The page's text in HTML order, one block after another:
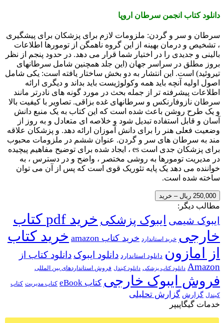
دانلود کتاب انجمن سرطان اروپا
سرطان و سر و گردن: ملزومات لازم برای پزشکان برای پیشگیری
، تشخیص و درمان بهینه از این گروه ناهمگن از تومورها اطلاعات
بالینی و جدیدی را در اختیار شما قرار می دهد. در حدود پنجم از نظر
بروز مطلق در سراسر جهان (این جلد همچنین شامل سرطانهای
تیروئید) است. این انتشار به دو بخش ساختار یافته است: یکی شامل
اصول اولیه آنچه باید همه وکولوژیست باید بداند و دیگری ارائه
اطلاعات پیشرفته تر از جمله بحث در مورد گونه های نادرتر مانند
سرطان نازوفارنکس و سرطانهای غده بزاقی. تصاویر با کیفیت بالا
و یک طرح روشن باعث شده است که این کتاب به یک منبع دانش
آسان و قابل استفاده تبدیل شود و خلاصه ای متعادل و به روز از
وضعیت فعلی هنر را برای دانش آموزان ارائه دهد. و پزشکان علاقه
مند به سرطان های سر و گردن. عنوان ششم در ملزومات محبوب
برای پزشکان جدی است es ، ایجاد شده برای توضیح مفاهیم پیچیده
در مدیریت تومورها به روشی مختصر ، واضح و در دسترس ، به
خواننده می دهد یک پایه تئوریک قوی است که پس از آن می توان
ساخته شده است.
250,000 ریال – خرید
مطالب دیگر:
ایبوک شیمی ایبوک پزشکی
خرید pdf کتاب
خارجی خرید استاندارد خرید کتاب amazon
خرید کتاب
از امازون دانلود استاندارد دانلود ایبوک دانلود کتاب از
Amazon دانلود کتاب پزشکی دانلود کیندل فروش استانداردهای بین المللی
فروش ایبوک خارجی کتاب eBook کتاب مدیریت کتاب
کیندل گزارش گزارش تحلیلی
خدمات گیگاپیپر